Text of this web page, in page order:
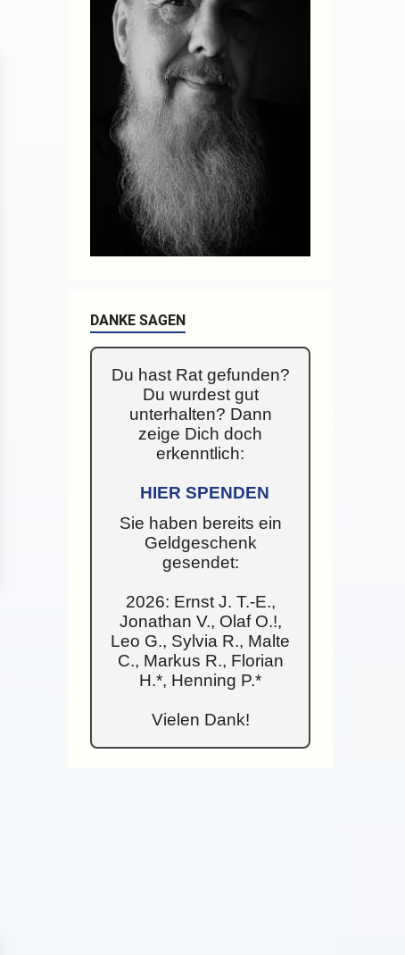
DANKE SAGEN
Du hast Rat gefunden?
Du wurdest gut
unterhalten? Dann
zeige Dich doch
erkenntlich:
HIER SPENDEN
Sie haben bereits ein
Geldgeschenk
gesendet:
2026: Ernst J. T.-E.,
Jonathan V., Olaf O.!,
Leo G., Sylvia R., Malte
C., Markus R., Florian
H.*, Henning P.*
Vielen Dank!